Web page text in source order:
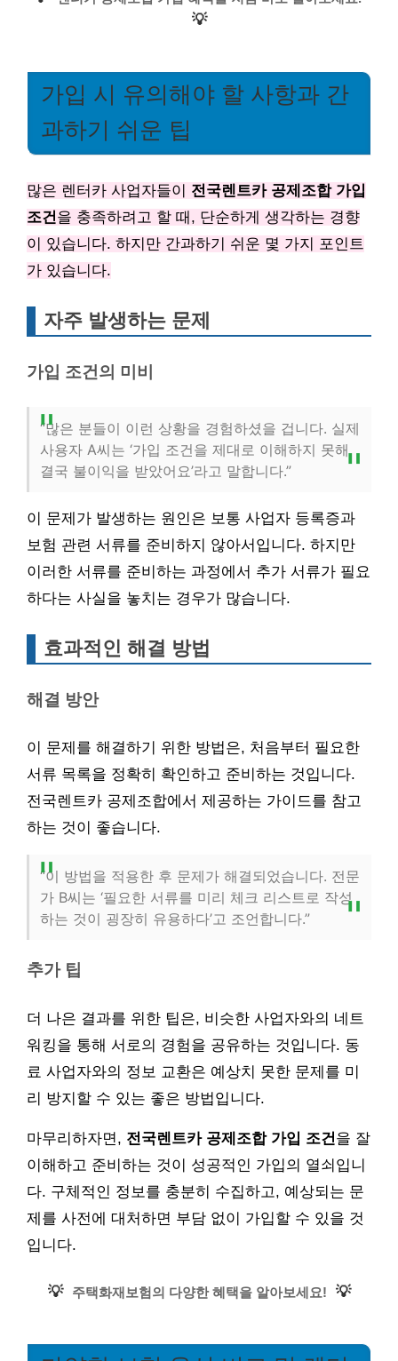
💡
가입 시 유의해야 할 사항과 간
과하기 쉬운 팁
많은 렌터카 사업자들이 전국렌트카 공제조합 가입
조건을 충족하려고 할 때, 단순하게 생각하는 경향
이 있습니다. 하지만 간과하기 쉬운 몇 가지 포인트
가 있습니다.
자주 발생하는 문제
가입 조건의 미비
“많은 분들이 이런 상황을 경험하셨을 겁니다. 실제
사용자 A씨는 ‘가입 조건을 제대로 이해하지 못해
결국 불이익을 받았어요’라고 말합니다.”
이 문제가 발생하는 원인은 보통 사업자 등록증과
보험 관련 서류를 준비하지 않아서입니다. 하지만
이러한 서류를 준비하는 과정에서 추가 서류가 필요
하다는 사실을 놓치는 경우가 많습니다.
효과적인 해결 방법
해결 방안
이 문제를 해결하기 위한 방법은, 처음부터 필요한
서류 목록을 정확히 확인하고 준비하는 것입니다.
전국렌트카 공제조합에서 제공하는 가이드를 참고
하는 것이 좋습니다.
“이 방법을 적용한 후 문제가 해결되었습니다. 전문
가 B씨는 ‘필요한 서류를 미리 체크 리스트로 작성
하는 것이 굉장히 유용하다’고 조언합니다.”
추가 팁
더 나은 결과를 위한 팁은, 비슷한 사업자와의 네트
워킹을 통해 서로의 경험을 공유하는 것입니다. 동
료 사업자와의 정보 교환은 예상치 못한 문제를 미
리 방지할 수 있는 좋은 방법입니다.
마무리하자면, 전국렌트카 공제조합 가입 조건을 잘
이해하고 준비하는 것이 성공적인 가입의 열쇠입니
다. 구체적인 정보를 충분히 수집하고, 예상되는 문
제를 사전에 대처하면 부담 없이 가입할 수 있을 것
입니다.
💡 주택화재보험의 다양한 혜택을 알아보세요! 💡